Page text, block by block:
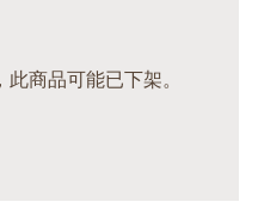
商品可能已下架。